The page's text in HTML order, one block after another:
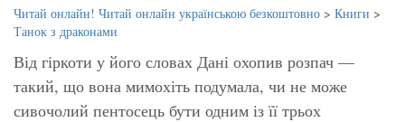
Читай онлайн! Читай онлайн українською безкоштовно > Книги >
Танок з драконами
Від гіркоти у його словах Дані охопив розпач —
такий, що вона мимохіть подумала, чи не може
сивочолий пентосець бути одним із її трьох